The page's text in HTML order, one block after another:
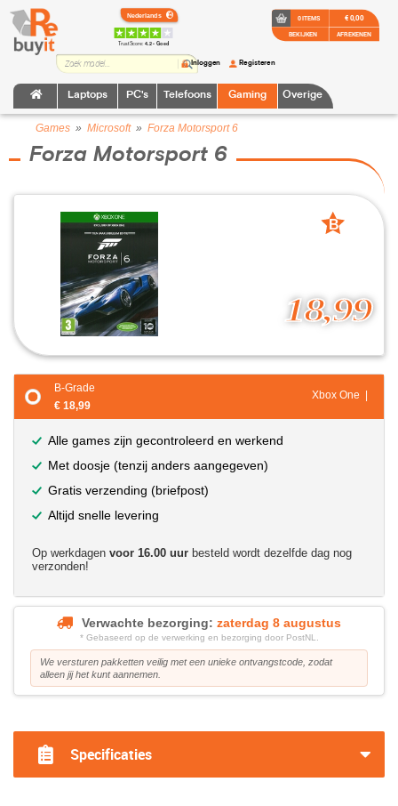
TrustScore:4.2 • Goed
Laptops PC's Telefoons Gaming Overige
Inloggen Registeren
0 ITEMS
BEKIJKEN
€ 0,00
AFREKENEN
Games » Microsoft» Forza Motorsport 6
Forza Motorsport 6
18,99
B
B-Grade
€ 18,99
Xbox One |
Alle games zijn gecontroleerd en werkend
Met doosje (tenzij anders aangegeven)
Gratis verzending (briefpost)
Altijd snelle levering
Op werkdagen voor 16.00 uur besteld wordt dezelfde dag nog
verzonden!
Verwachte bezorging: zaterdag 8 augustus
* Gebaseerd op de verwerking en bezorging door PostNL.
We versturen pakketten veilig met een unieke ontvangstcode, zodat
alleen jij het kunt aannemen.
Specificaties